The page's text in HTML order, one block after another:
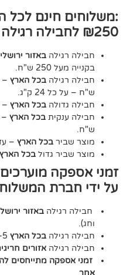
לכל הארץ
באזור ירושלים / מודיעין– 35 ש"ח –
בכל הארץ– 35 ש"ח – חינם
בכל הארץ – קרטון מעל 90 ס"מ – 120 ש"ח.
בכל הארץ
בכל הארץ– עד 49 ס"מ – 60 ש"ח.
גדול
בכל הארץ– מעל 50 ס"מ – 200 ש"ח.
מוערכים מרגע
המשלוחים:
באזור ירושלים עד 24
בכל הארץ1-5 ימי עסקים
אזורים חריגים1-7 ימי עסקים
מתייחסים להזמנות שלא צוין